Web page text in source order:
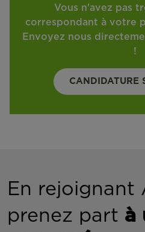
Vous n'avez pas
correspondant à votre
Envoyez nous
!
CANDIDATURE
En rejoignant
prenez part à